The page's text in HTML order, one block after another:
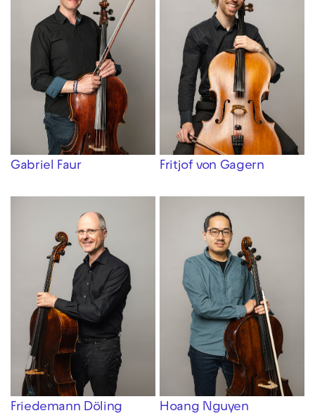
Gabriel Faur Fritjof von Gagern
Friedemann Döling Hoang Nguyen